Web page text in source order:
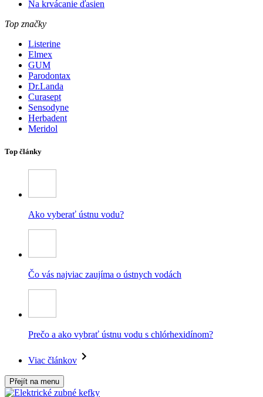
Na krvácanie ďasien
Top značky
Listerine
Elmex
GUM
Parodontax
Dr.Landa
Curasept
Sensodyne
Herbadent
Meridol
Top články
Ako vyberať ústnu vodu?
Čo vás najviac zaujíma o ústnych vodách
Prečo a ako vybrať ústnu vodu s chlórhexidínom?
Viac článkov
Přejít na menu